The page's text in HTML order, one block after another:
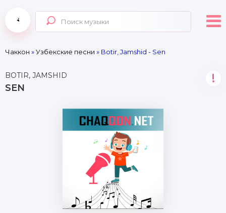
Чаккон »Узбекские песни » Botir, Jamshid - Sen
BOTIR, JAMSHID
SEN
!